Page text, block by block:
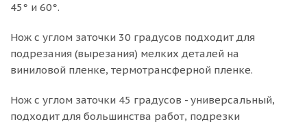
45° и 60°.
Нож с углом заточки 30 градусов подходит для
подрезания (вырезания) мелких деталей на
виниловой пленке, термотрансферной пленке.
Нож с углом заточки 45 градусов - универсальный,
подходит для большинства работ, подрезки